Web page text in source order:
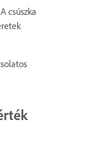
csúszka